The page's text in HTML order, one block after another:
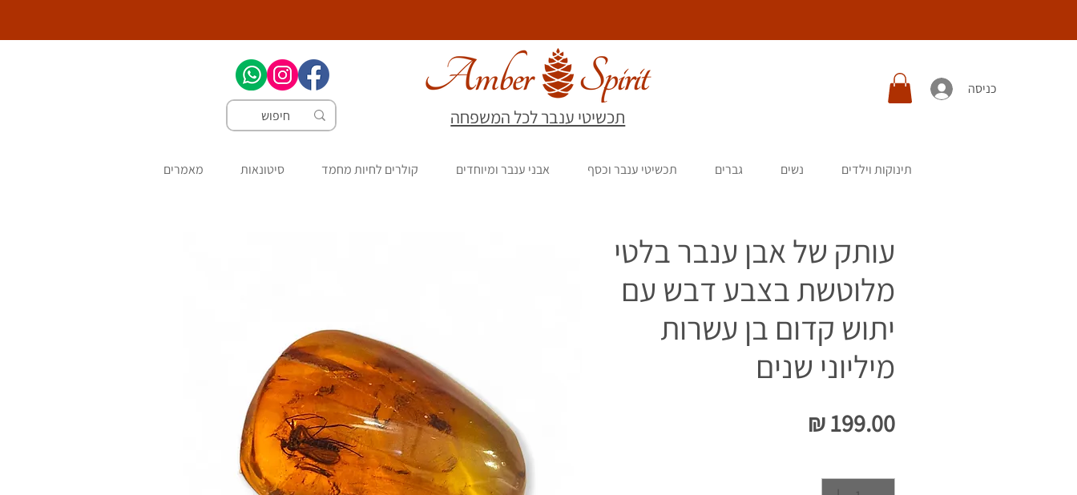
תכשיטי ענבר לכל המשפחה
כניסה
תינוקות וילדים נשים גברים תכשיטי ענבר וכסף אבני ענבר ומיוחדים קולרים לחיות מחמד סיטונאות מאמרים
עותק של אבן ענבר בלטי
מלוטשת בצבע דבש עם
יתוש קדום בן עשרות
מיליוני שנים